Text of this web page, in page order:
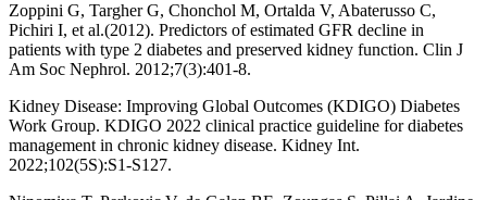
Zoppini G, Targher G, Chonchol M, Ortalda V, Abaterusso C,
Pichiri I, et al.(2012). Predictors of estimated GFR decline in
patients with type 2 diabetes and preserved kidney function. Clin J
Am Soc Nephrol. 2012;7(3):401-8.
Kidney Disease: Improving Global Outcomes (KDIGO) Diabetes
Work Group. KDIGO 2022 clinical practice guideline for diabetes
management in chronic kidney disease. Kidney Int.
2022;102(5S):S1-S127.